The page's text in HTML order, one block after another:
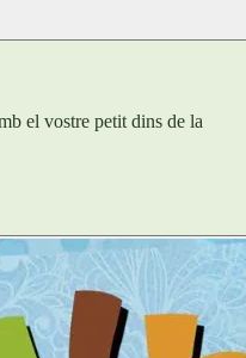
el vostre petit dins de la